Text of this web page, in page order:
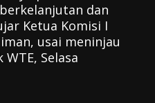
dan
Ketua Komisi I
usai meninjau
Selasa